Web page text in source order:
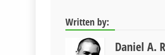
Written by:
Daniel A.